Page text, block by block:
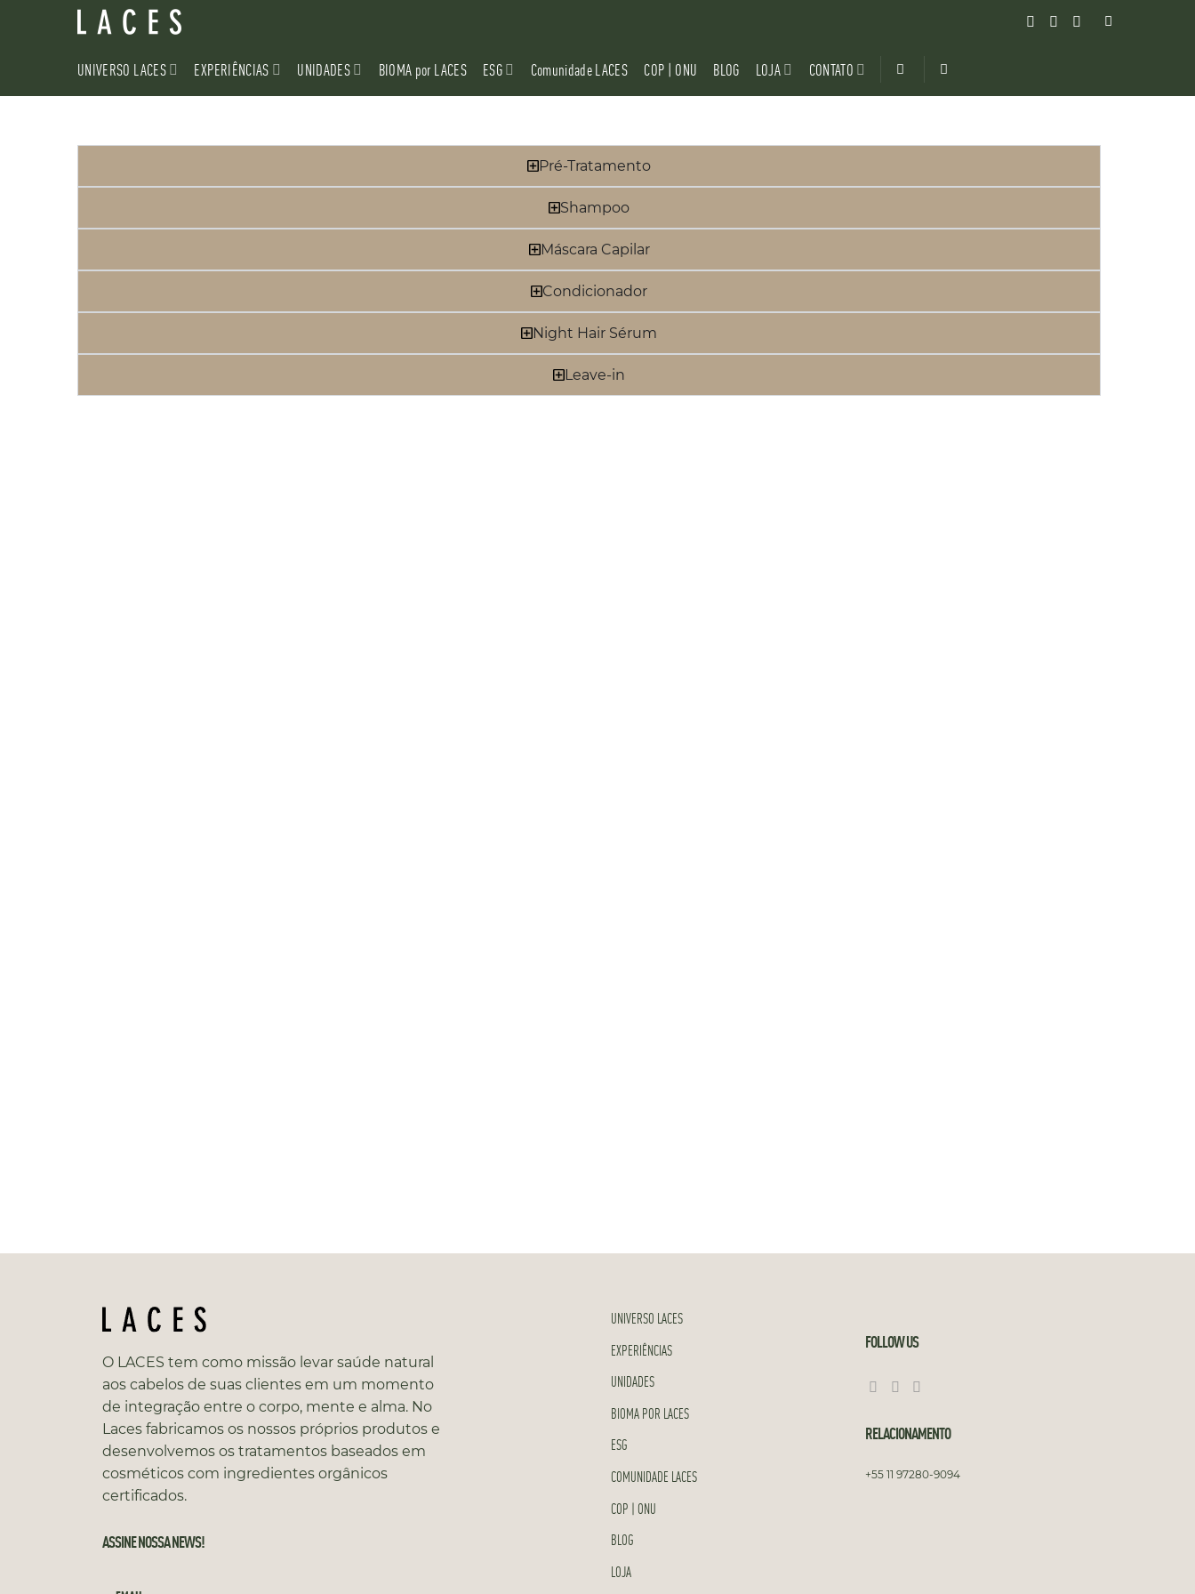
UNIVERSO LACES EXPERIÊNCIAS UNIDADES BIOMA por LACES ESG Comunidade LACES COP | ONU BLOG LOJA CONTATO
Pré-Tratamento
Shampoo
Máscara Capilar
Condicionador
Night Hair Sérum
Leave-in
O LACES tem como missão levar saúde natural
aos cabelos de suas clientes em um momento
de integração entre o corpo, mente e alma. No
Laces fabricamos os nossos próprios produtos e
desenvolvemos os tratamentos baseados em
cosméticos com ingredientes orgânicos
certificados.
ASSINE NOSSA NEWS!
UNIVERSO LACES
EXPERIÊNCIAS
UNIDADES
BIOMA POR LACES
ESG
COMUNIDADE LACES
COP | ONU
BLOG
LOJA
FOLLOW US
RELACIONAMENTO
+55 11 97280-9094